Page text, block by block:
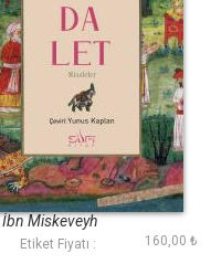
Adalet
İbn Miskeveyh
Etiket Fiyatı : 160,00 ₺